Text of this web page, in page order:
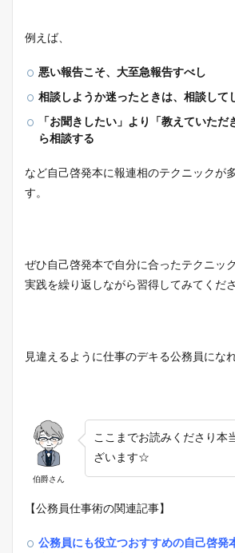
例えば、
悪い報告こそ、大至急報告すべし
相談しようか迷ったときは、相談して
「お聞きしたい」より「教えていただ
ら相談する
など自己啓発本に報連相のテクニックが
す。
ぜひ自己啓発本で自分に合ったテクニッ
実践を繰り返しながら習得してみてくださ
見違えるように仕事のデキる公務員にな
伯爵さん
ここまでお読みくださり本
ざいます☆
【公務員仕事術の関連記事】
公務員にも役立つおすすめの自己啓発